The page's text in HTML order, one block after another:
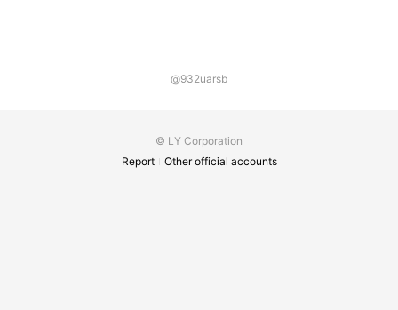
@932uarsb
© LY Corporation
Report
Other official accounts